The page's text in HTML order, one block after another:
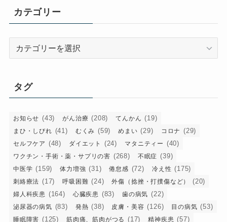
ブ
カテゴリー
ー
タグ
お知らせ (43) がん治療 (208) てんかん (19)
まひ・しびれ (41) むくみ (59) めまい (29) コロナ (29)
セルフケア (48) ダイエット (24) マタニティー (40)
ワクチン・手術・薬・サプリの害 (268) 不眠症 (39)
中医学 (159) 体力増強 (31) 倦怠感 (72) 冷え性 (175)
刺絡療法 (17) 呼吸困難 (24) 外傷（捻挫・打撲傷など） (20)
婦人科疾患 (164) 心臓疾患 (83) 歯の病気 (22)
泌尿器の病気 (83) 発熱 (38) 皮膚・美容 (126) 目の病気 (53)
睡眠障害 (125) 筋肉痛、筋肉がつる (17) 精神疾患 (57)